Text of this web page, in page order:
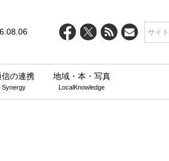
の連携
Synergy
地域・本・写真
LocalKnowledge